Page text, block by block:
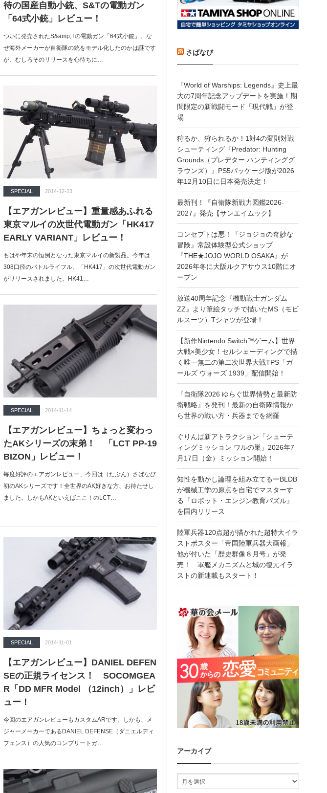
待の国産自動小銃、S&Tの電動ガン
「64式小銃」レビュー！
ついに発売されたS&amp;Tの電動ガン「64式小銃」。な
ぜ海外メーカーが自衛隊の銃をモデル化したのかは謎です
が、むしろそのリリースを心待ちに…
SPECIAL 2014-12-23
【エアガンレビュー】重量感あふれる
東京マルイの次世代電動ガン「HK417
EARLY VARIANT」レビュー！
もはや年末の恒例となった東京マルイの新製品。今年は
308口径のバトルライフル、「HK417」の次世代電動ガン
がリリースされました。HK41…
SPECIAL 2014-11-14
【エアガンレビュー】ちょっと変わっ
たAKシリーズの末弟！ 「LCT PP-19
BIZON」レビュー！
毎度好評のエアガンレビュー、今回は（たぶん）さばなび
初のAKシリーズです！全世界のAK好きな方、お待たせし
ました。しかもAKといえばここ！のLCT…
SPECIAL 2014-11-01
【エアガンレビュー】DANIEL DEFEN
SEの正規ライセンス！ SOCOMGEA
R「DD MFR Model （12inch）」レビ
ュー！
今回のエアガンレビューもカスタムARです。しかも、メ
ジャーメーカーであるDANIEL DEFENSE（ダニエルディ
フェンス）の人気のコンプリートガ…
さばなび
『World of Warships: Legends』史上最
大の7周年記念アップデートを実施！期
間限定の新戦闘モード「現代戦」が登
場
狩るか、狩られるか！1対4の変則対戦
シューティング『Predator: Hunting
Grounds（プレデター ハンティンググ
ラウンズ）』PS5パッケージ版が2026
年12月10日に日本発売決定！
最新刊！『自衛隊新戦力図鑑2026-
2027』発売【サンエイムック】
コンセプトは悪！『ジョジョの奇妙な
冒険』常設体験型公式ショップ
『THE★JOJO WORLD OSAKA』が
2026年冬に大阪ルクアサウス10階にオ
ープン
放送40周年記念『機動戦士ガンダム
ZZ』より筆絵タッチで描いたMS（モビ
ルスーツ）Tシャツが登場！
【新作Nintendo Switch™ゲーム】世界
大戦×美少女！セルシェーディングで描
く唯一無二の第二次世界大戦TPS「ガ
ールズ ウォーズ 1939」配信開始！
『自衛隊2026 ゆらぐ世界情勢と最新防
衛戦略』を発刊！最新の自衛隊情報か
ら世界の戦い方・兵器までを網羅
ぐりんぱ新アトラクション「シューテ
ィングミッション ワルの巣」2026年7
月17日（金）ミッション開始！
知性を動かし論理を組み立てるーBLDB
が機械工学の原点を自宅でマスターす
る『ロボット・エンジン教育パズル』
を国内リリース
陸軍兵器120点超が描かれた超特大イラ
ストポスター「帝国陸軍兵器大画報」
他が付いた「歴史群像８月号」が発
売！ 軍艦メカニズムと城の復元イラ
ストの新連載もスタート！
アーカイブ